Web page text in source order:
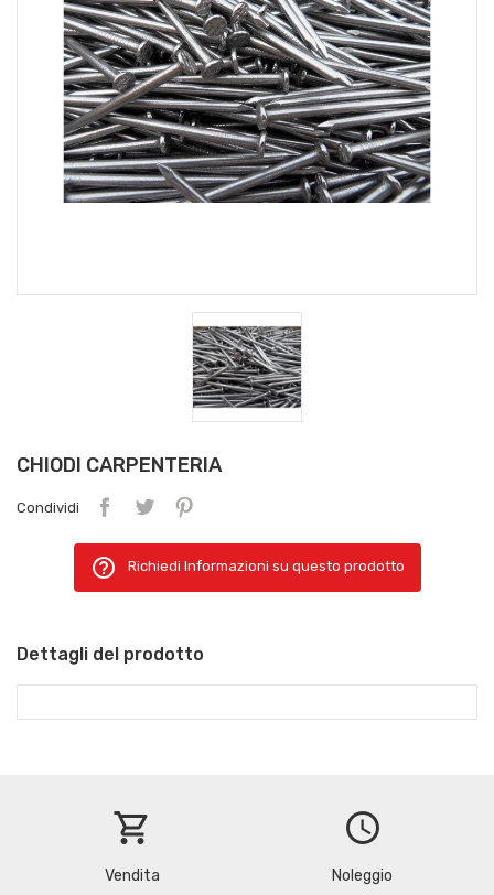
CHIODI CARPENTERIA
Condividi
help_outline Richiedi Informazioni su questo prodotto
Dettagli del prodotto
shopping_cart
Vendita
schedule
Noleggio